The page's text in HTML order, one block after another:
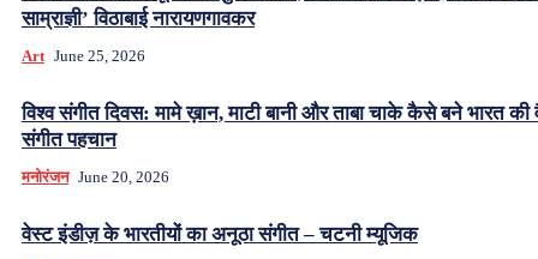
साम्राज्ञी’ विठाबाई नारायणगावकर
Art June 25, 2026
विश्व संगीत दिवस: मामे ख़ान, माटी बानी और ताबा चाके कैसे बने भारत की
संगीत पहचान
मनोरंजन June 20, 2026
वेस्ट इंडीज़ के भारतीयों का अनूठा संगीत – चटनी म्यूजिक